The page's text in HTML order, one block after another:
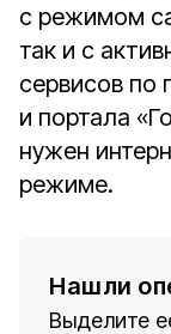
с режимом
так и с
сервисов по
и портала
нужен
режиме.
Нашли
Выделите